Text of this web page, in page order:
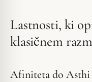
Lastnosti, ki
klasičnem
Afiniteta do Asthi